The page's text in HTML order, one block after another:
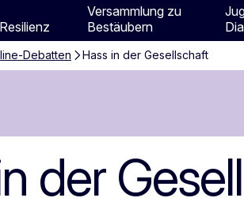
Versammlung zu
Bestäubern
Debatten Hass in der Gesellschaft
der